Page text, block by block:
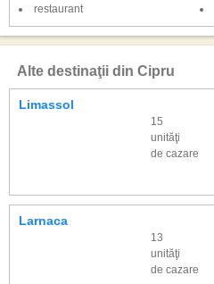
5 stele
restaurant
Alte destinaţii din Cipru
Limassol
15
unităţi
de cazare
Larnaca
13
unităţi
de cazare